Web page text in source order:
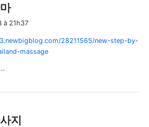
t
:
à 21h37
28211565/new-step-by-
massage
지